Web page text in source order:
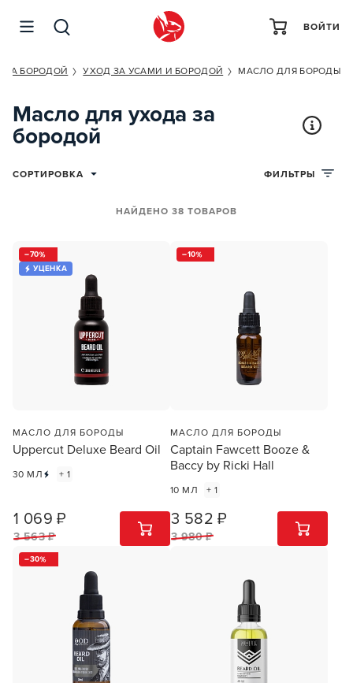
ВОЙТИ
ЗА БОРОДОЙ УХОД ЗА УСАМИ И БОРОДОЙ МАСЛО ДЛЯ БОРОДЫ
Масло для ухода за
бородой
СОРТИРОВКА
НАЙДЕНО 38 ТОВАРОВ
ФИЛЬТРЫ
70
УЦЕНКА
МАСЛО ДЛЯ БОРОДЫ
Uppercut Deluxe Beard Oil
30 МЛ + 1
1 069 ₽
3 563 ₽
1 ШТ
10
МАСЛО ДЛЯ БОРОДЫ
Captain Fawcett Booze &
Baccy by Ricki Hall
10 МЛ + 1
3 582 ₽
3 980 ₽
1 ШТ
30